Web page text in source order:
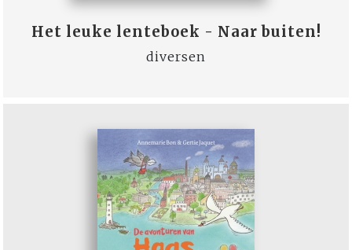
Het leuke lenteboek - Naar buiten!
diversen